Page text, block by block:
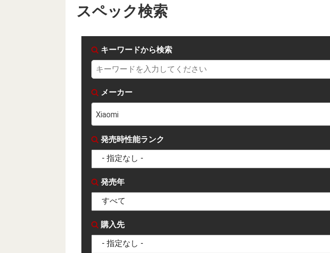
スペック検索
キーワードから検索
メーカー
Xiaomi
発売時性能ランク
発売年
購入先